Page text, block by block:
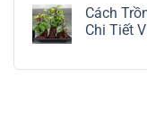
Tế
Chi
Tiết
Trồng
Trồng
Nho
Ngón
bình
luận
ở
Lan
Cách
Chi Tiết
bình